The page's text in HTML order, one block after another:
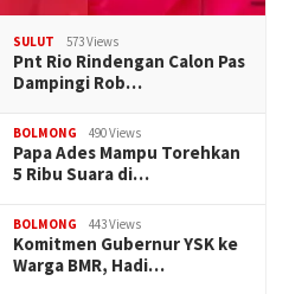
SULUT 573 Views
Pnt Rio Rindengan Calon Pas
Dampingi Rob…
BOLMONG 490 Views
Papa Ades Mampu Torehkan
5 Ribu Suara di…
BOLMONG 443 Views
Komitmen Gubernur YSK ke
Warga BMR, Hadi…